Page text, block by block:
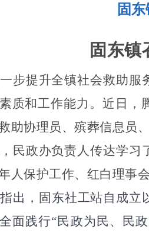
固
固东镇
步提升全镇社会救助服
质和工作能力。近日，
助协理员、殡葬信息员
民政办负责人传达学习
人保护工作、红白理事
出， 固东社工站自成立
面践行“民政为民、民